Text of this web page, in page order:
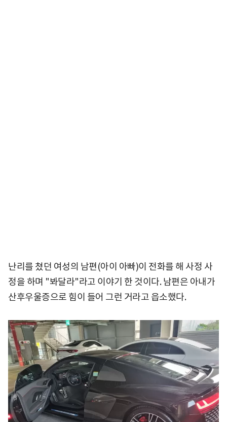
난리를 쳤던 여성의 남편(아이 아빠)이 전화를 해 사정 사
정을 하며 "봐달라"라고 이야기 한 것이다. 남편은 아내가
산후우울증으로 힘이 들어 그런 거라고 읍소했다.